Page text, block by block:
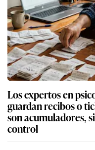
Los expertos en
guardan recibos o
son acumuladores,
control